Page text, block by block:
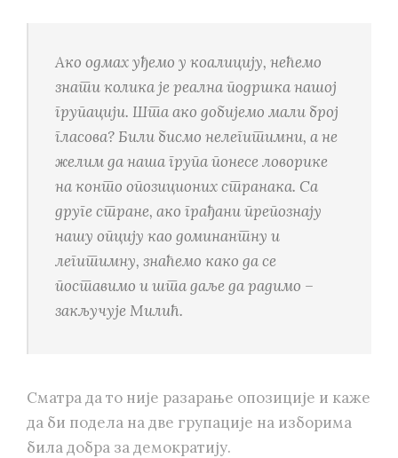
Ако одмах уђемо у коалицију, нећемо
знати колика је реална подршка нашој
групацији. Шта ако добијемо мали број
гласова? Били бисмо нелегитимни, а не
желим да наша група понесе ловорике
на конто опозиционих странака. Са
друге стране, ако грађани препознају
нашу опцију као доминантну и
легитимну, знаћемо како да се
поставимо и шта даље да радимо –
закључује Милић.
Сматра да то није разарање опозиције и каже
да би подела на две групације на изборима
била добра за демократију.